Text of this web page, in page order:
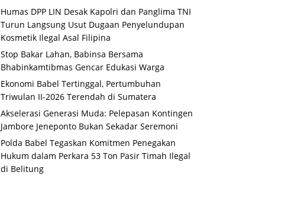
Polda Babel Tegaskan Komitmen
Perkara 53 Ton Pasir Timah Ilegal
di Belitung
Mengokohkan Ukhuwah dan
dan Ketua DPC LIN Gowa
Sambut Kehadiran Personel BIN
Humas DPP LIN Desak Kapolri dan Panglima TNI
Turun Langsung Usut Dugaan Penyelundupan
Kosmetik Ilegal Asal Filipina
Stop Bakar Lahan, Babinsa Bersama
Bhabinkamtibmas Gencar Edukasi Warga
Ekonomi Babel Tertinggal, Pertumbuhan
Triwulan II-2026 Terendah di Sumatera
Akselerasi Generasi Muda: Pelepasan Kontingen
Jambore Jeneponto Bukan Sekadar Seremoni
Polda Babel Tegaskan Komitmen Penegakan
Hukum dalam Perkara 53 Ton Pasir Timah Ilegal
di Belitung